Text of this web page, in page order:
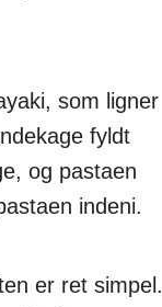
som ligner
fyldt
og pastaen
indeni.
er ret simpel.